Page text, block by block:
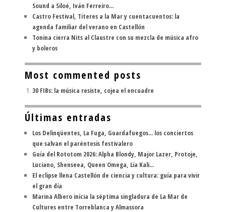
Sound a Siloé, Iván Ferreiro...
Castro Festival, Títeres a la Mar y cuentacuentos: la
agenda familiar del verano en Castellón
Tonina cierra Nits al Claustre con su mezcla de música afro
y boleros
Most commented posts
30 FIBs: la música resiste, cojea el encuadre
Últimas entradas
Los Delinqüentes, La Fuga, Guardafuegos... los conciertos
que salvan el paréntesis festivalero
Guía del Rototom 2026: Alpha Blondy, Major Lazer, Protoje,
Luciano, Shenseea, Queen Omega, Lia Kali...
El eclipse llena Castellón de ciencia y cultura: guía para vivir
el gran día
Marina Albero inicia la séptima singladura de La Mar de
Cultures entre Torreblanca y Almassora